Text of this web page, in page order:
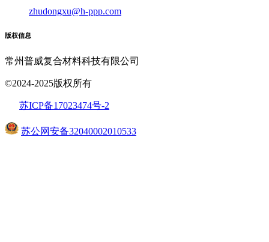
zhudongxu@h-ppp.com
版权信息
常州普威复合材料科技有限公司
©2024-2025版权所有
苏ICP备17023474号-2
苏公网安备32040002010533